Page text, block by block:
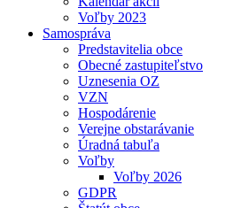
Voľby 2023
Samospráva
Predstavitelia obce
Obecné zastupiteľstvo
Uznesenia OZ
VZN
Hospodárenie
Verejne obstarávanie
Úradná tabuľa
Voľby
Voľby 2026
GDPR